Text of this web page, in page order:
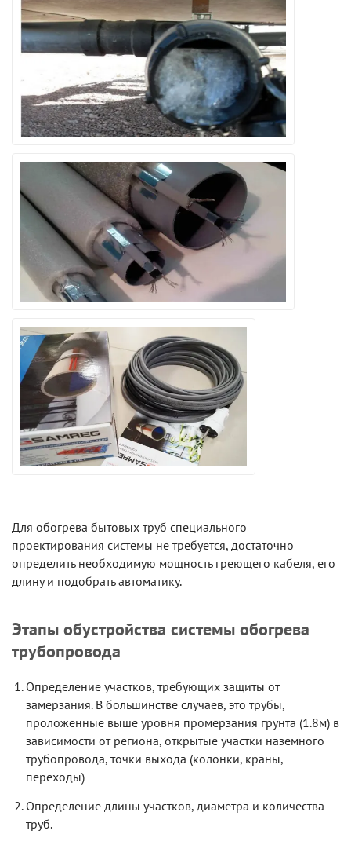
Для обогрева бытовых труб специального
проектирования системы не требуется, достаточно
определить необходимую мощность греющего кабеля, его
длину и подобрать автоматику.
Этапы обустройства системы обогрева
трубопровода
Определение участков, требующих защиты от
замерзания. В большинстве случаев, это трубы,
проложенные выше уровня промерзания грунта (1.8м) в
зависимости от региона, открытые участки наземного
трубопровода, точки выхода (колонки, краны,
переходы)
Определение длины участков, диаметра и количества
труб.